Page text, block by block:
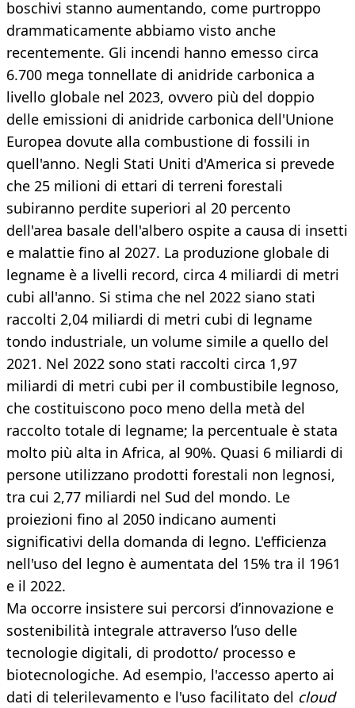
boschivi stanno aumentando, come purtroppo
drammaticamente abbiamo visto anche
recentemente. Gli incendi hanno emesso circa
6.700 mega tonnellate di anidride carbonica a
livello globale nel 2023, ovvero più del doppio
delle emissioni di anidride carbonica dell'Unione
Europea dovute alla combustione di fossili in
quell'anno. Negli Stati Uniti d'America si prevede
che 25 milioni di ettari di terreni forestali
subiranno perdite superiori al 20 percento
dell'area basale dell'albero ospite a causa di insetti
e malattie fino al 2027. La produzione globale di
legname è a livelli record, circa 4 miliardi di metri
cubi all'anno. Si stima che nel 2022 siano stati
raccolti 2,04 miliardi di metri cubi di legname
tondo industriale, un volume simile a quello del
2021. Nel 2022 sono stati raccolti circa 1,97
miliardi di metri cubi per il combustibile legnoso,
che costituiscono poco meno della metà del
raccolto totale di legname; la percentuale è stata
molto più alta in Africa, al 90%. Quasi 6 miliardi di
persone utilizzano prodotti forestali non legnosi,
tra cui 2,77 miliardi nel Sud del mondo. Le
proiezioni fino al 2050 indicano aumenti
significativi della domanda di legno. L'efficienza
nell'uso del legno è aumentata del 15% tra il 1961
e il 2022.
Ma occorre insistere sui percorsi d’innovazione e
sostenibilità integrale attraverso l’uso delle
tecnologie digitali, di prodotto/ processo e
biotecnologiche. Ad esempio, l'accesso aperto ai
dati di telerilevamento e l'uso facilitato del cloud